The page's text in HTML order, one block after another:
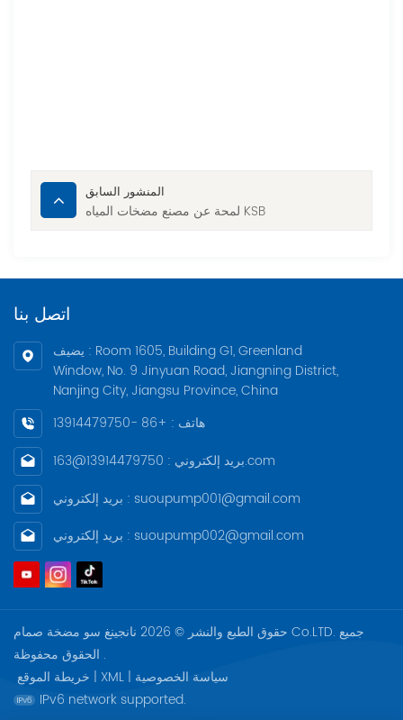
المنشور السابق
لمحة عن مصنع مضخات المياه KSB
اتصل بنا
يضيف : Room 1605, Building G1, Greenland
Window, No. 9 Jinyuan Road, Jiangning District,
Nanjing City, Jiangsu Province, China
هاتف : +86 -13914479750
بريد إلكتروني : 13914479750@163.com
بريد إلكتروني : suoupump001@gmail.com
بريد إلكتروني : suoupump002@gmail.com
حقوق الطبع والنشر © 2026 نانجينغ سو مضخة صمام Co.LTD. جميع
الحقوق محفوظة .
خريطة الموقع | XML | سياسة الخصوصية
IPv6 network supported.